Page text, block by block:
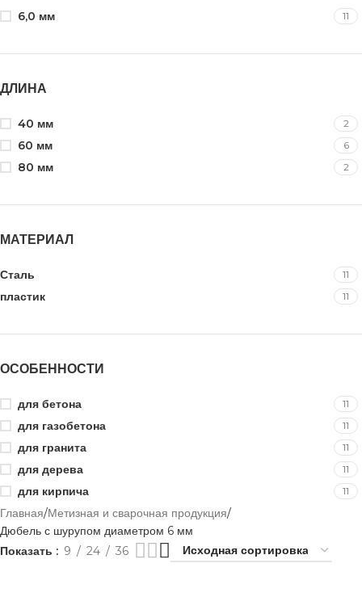
6,0 мм 11
ДЛИНА
40 мм 2
60 мм 6
80 мм 2
МАТЕРИАЛ
Сталь 11
пластик 11
ОСОБЕННОСТИ
для бетона 11
для газобетона 11
для гранита 11
для дерева 11
для кирпича 11
Главная Метизная и сварочная продукция
Дюбель с шурупом диаметром 6 мм
Показать
9 24 36